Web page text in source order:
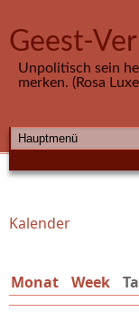
Geest-
Unpolitisch sein
merken. (Rosa
HAUPTMENÜ
Sie sind hier
Kalender
Monat Week